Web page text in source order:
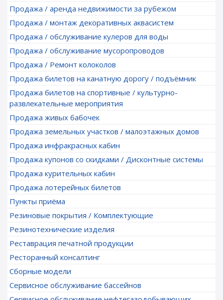
Продажа / аренда недвижимости за рубежом
Продажа / монтаж декоративных аквасистем
Продажа / обслуживание кулеров для воды
Продажа / обслуживание мусоропроводов
Продажа / Ремонт колоколов
Продажа билетов на канатную дорогу / подъёмник
Продажа билетов на спортивные / культурно-
развлекательные мероприятия
Продажа живых бабочек
Продажа земельных участков / малоэтажных домов
Продажа инфракрасных кабин
Продажа купонов со скидками / Дисконтные системы
Продажа курительных кабин
Продажа лотерейных билетов
Пункты приёма
Резиновые покрытия / Комплектующие
Резинотехнические изделия
Реставрация печатной продукции
Ресторанный консалтинг
Сборные модели
Сервисное обслуживание бассейнов